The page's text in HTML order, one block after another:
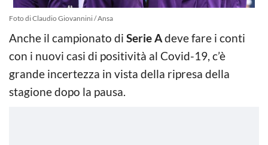
Foto di Claudio Giovannini / Ansa
Anche il campionato di Serie Adeve fare i conti
con i nuovi casi di positività al Covid-19, c’è
grande incertezza in vista della ripresa della
stagione dopo la pausa.